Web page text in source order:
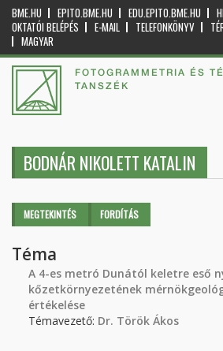
BME.HU EPITO.BME.HU EDU.EPITO.BME.HU
OKTATÓI BELÉPÉS
E-MAIL TELEFONKÖNYV
MAGYAR
FOTOGRAMMETRIA ÉS
TANSZÉK
BODNÁR NIKOLETT KATALIN
Elsődleges fülek
MEGTEKINTÉS (AKTÍVFORDÍTÁS
Téma
A 4-es metró Dunától keletre eső
kőzetkörnyezetének
értékelése
Témavezető: Dr. Török Ákos